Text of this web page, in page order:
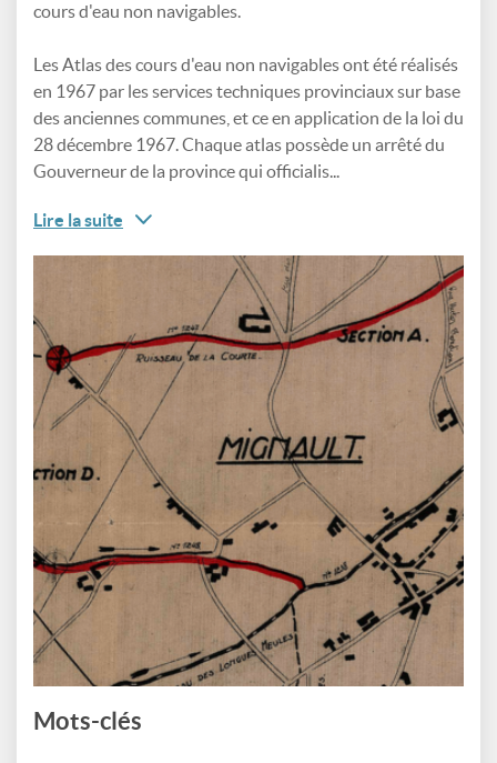
cours d'eau non navigables.
Les Atlas des cours d'eau non navigables ont été réalisés
en 1967 par les services techniques provinciaux sur base
des anciennes communes, et ce en application de la loi du
28 décembre 1967. Chaque atlas possède un arrêté du
Gouverneur de la province qui officialis...
Lire la suite
Mots-clés